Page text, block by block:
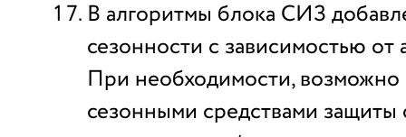
В алгоритмы блока СИЗ
сезонности с зависимостью
При необходимости,
сезонными средствами защиты